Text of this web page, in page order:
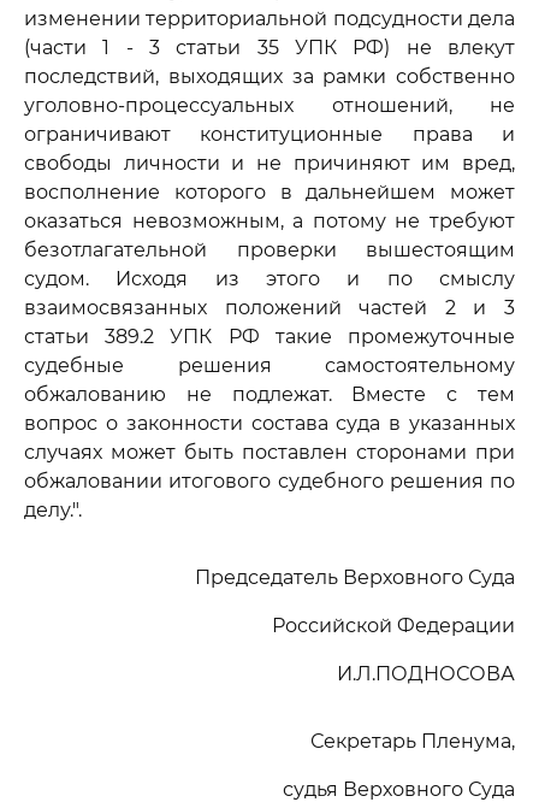
изменении территориальной подсудности дела
(части 1 - 3 статьи 35 УПК РФ) не влекут
последствий, выходящих за рамки собственно
уголовно-процессуальных отношений, не
ограничивают конституционные права и
свободы личности и не причиняют им вред,
восполнение которого в дальнейшем может
оказаться невозможным, а потому не требуют
безотлагательной проверки вышестоящим
судом. Исходя из этого и по смыслу
взаимосвязанных положений частей 2 и 3
статьи 389.2 УПК РФ такие промежуточные
судебные решения самостоятельному
обжалованию не подлежат. Вместе с тем
вопрос о законности состава суда в указанных
случаях может быть поставлен сторонами при
обжаловании итогового судебного решения по
делу.".
Председатель Верховного Суда
Российской Федерации
И.Л.ПОДНОСОВА
Секретарь Пленума,
судья Верховного Суда